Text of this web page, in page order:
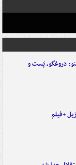
دروغگو، پَست‌ و
+فیلم